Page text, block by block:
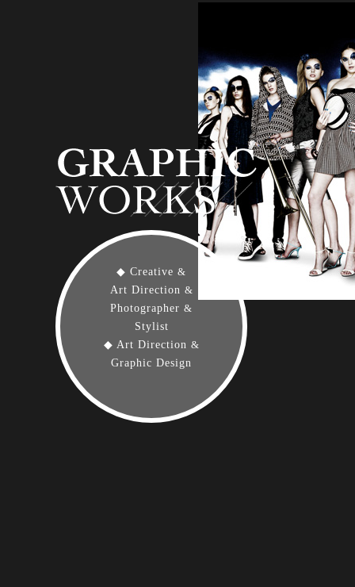
◆ Creative &
Art Direction &
Photographer &
Stylist
◆ Art Direction &
Graphic Design